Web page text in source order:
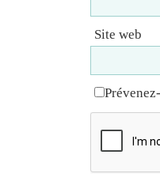
Site web